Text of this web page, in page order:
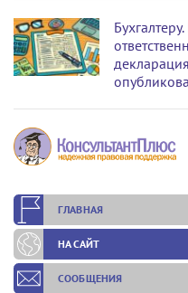
ГЛАВНАЯ
НА САЙТ
СООБЩЕНИЯ